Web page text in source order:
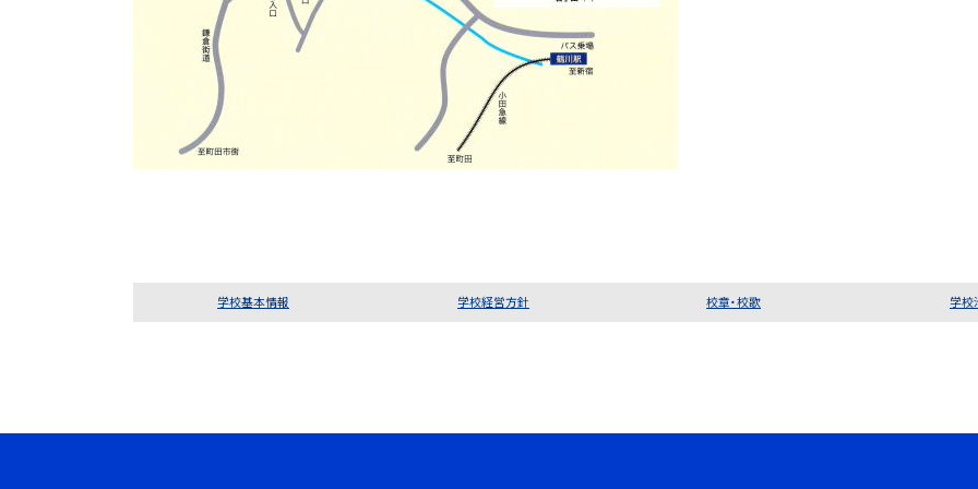
学校基本情報 学校経営方針 校章・校歌 学校